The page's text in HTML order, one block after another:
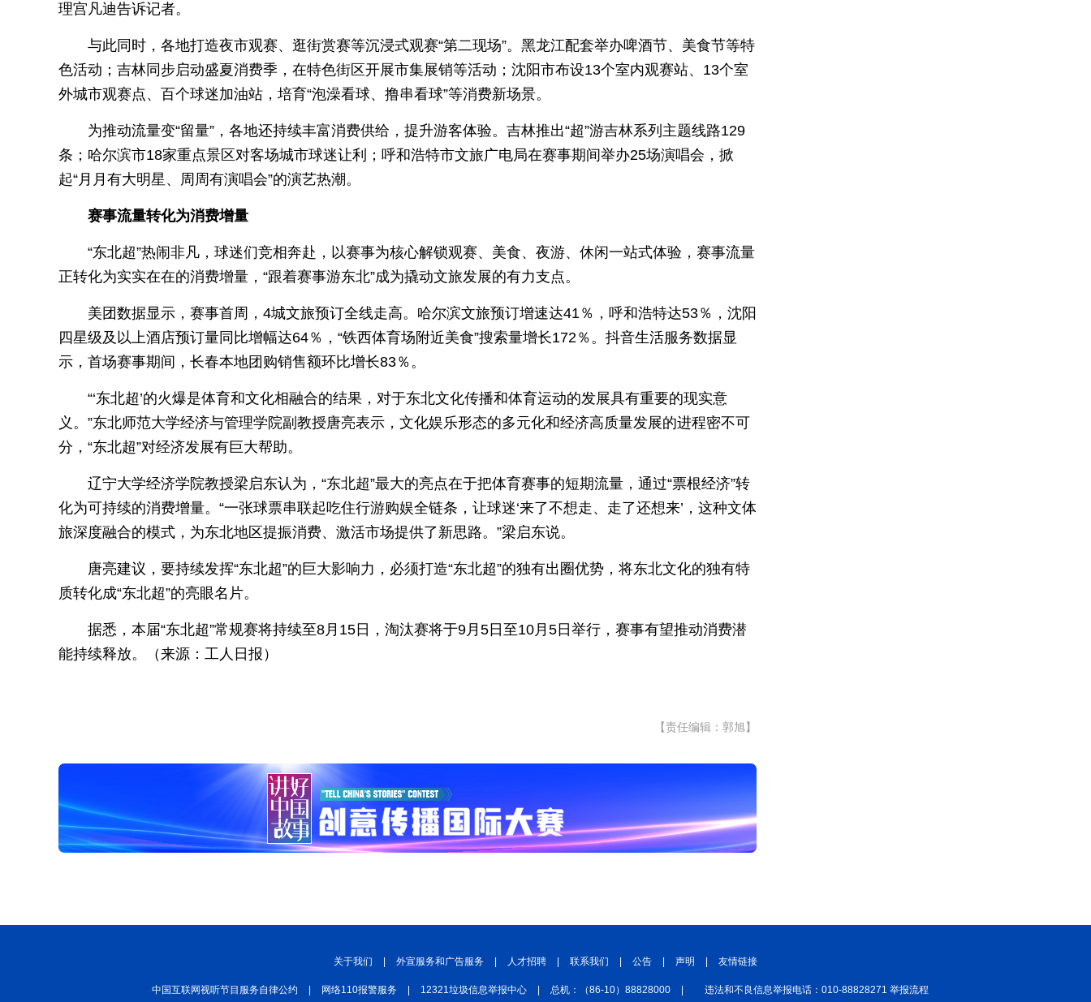
理宫凡迪告诉记者。
与此同时，各地打造夜市观赛、逛街赏赛等沉浸式观赛“第二现场”。黑龙江配套举办啤酒节、美食节等特
色活动；吉林同步启动盛夏消费季，在特色街区开展市集展销等活动；沈阳市布设13个室内观赛站、13个室
外城市观赛点、百个球迷加油站，培育“泡澡看球、撸串看球”等消费新场景。
为推动流量变“留量”，各地还持续丰富消费供给，提升游客体验。吉林推出“超”游吉林系列主题线路129
条；哈尔滨市18家重点景区对客场城市球迷让利；呼和浩特市文旅广电局在赛事期间举办25场演唱会，掀
起“月月有大明星、周周有演唱会”的演艺热潮。
赛事流量转化为消费增量
“东北超”热闹非凡，球迷们竞相奔赴，以赛事为核心解锁观赛、美食、夜游、休闲一站式体验，赛事流量
正转化为实实在在的消费增量，“跟着赛事游东北”成为撬动文旅发展的有力支点。
美团数据显示，赛事首周，4城文旅预订全线走高。哈尔滨文旅预订增速达41％，呼和浩特达53％，沈阳
四星级及以上酒店预订量同比增幅达64％，“铁西体育场附近美食”搜索量增长172％。抖音生活服务数据显
示，首场赛事期间，长春本地团购销售额环比增长83％。
“‘东北超’的火爆是体育和文化相融合的结果，对于东北文化传播和体育运动的发展具有重要的现实意
义。”东北师范大学经济与管理学院副教授唐亮表示，文化娱乐形态的多元化和经济高质量发展的进程密不可
分，“东北超”对经济发展有巨大帮助。
辽宁大学经济学院教授梁启东认为，“东北超”最大的亮点在于把体育赛事的短期流量，通过“票根经济”转
化为可持续的消费增量。“一张球票串联起吃住行游购娱全链条，让球迷‘来了不想走、走了还想来’，这种文体
旅深度融合的模式，为东北地区提振消费、激活市场提供了新思路。”梁启东说。
唐亮建议，要持续发挥“东北超”的巨大影响力，必须打造“东北超”的独有出圈优势，将东北文化的独有特
质转化成“东北超”的亮眼名片。
据悉，本届“东北超”常规赛将持续至8月15日，淘汰赛将于9月5日至10月5日举行，赛事有望推动消费潜
能持续释放。（来源：工人日报）
【责任编辑：郭旭】
关于我们 外宣服务和广告服务 人才招聘 联系我们 公告 声明 友情链接
中国互联网视听节目服务自律公约 网络110报警服务 12321垃圾信息举报中心 总机：（86-10）88828000 违法和不良信息举报电话：010-88828271 举报流程